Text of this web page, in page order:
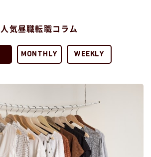
人気昼職転職コラム
MONTHLY WEEKLY